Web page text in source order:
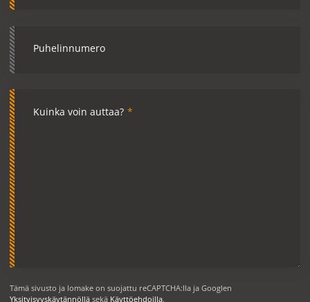
Puhelinnumero
Kuinka voin auttaa? *
Tämä sivusto ja lomake on suojattu reCAPTCHA:lla ja Googlen
Yksityisyyskäytännölläsekä Käyttöehdoilla.